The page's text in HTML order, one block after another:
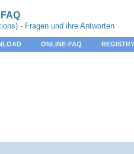
- Fragen und ihre Antworten
ONLINE-FAQ